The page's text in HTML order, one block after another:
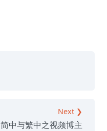
Next ❯
简中与繁中之视频博主